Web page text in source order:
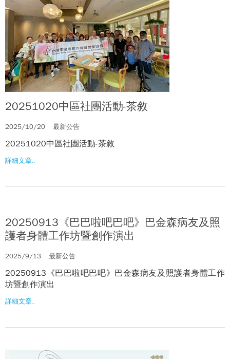
20251020中區社團活動-茶敘
2025/10/20 最新公告
20251020中區社團活動-茶敘
詳細文章..
20250913《巴巴啦吧巴吧》巴金森病友及照
護者身體工作坊暨創作演出
2025/9/13 最新公告
20250913《巴巴啦吧巴吧》巴金森病友及照護者身體工作
坊暨創作演出
詳細文章..